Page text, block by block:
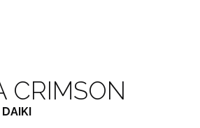
CRIMSON
DAIKI